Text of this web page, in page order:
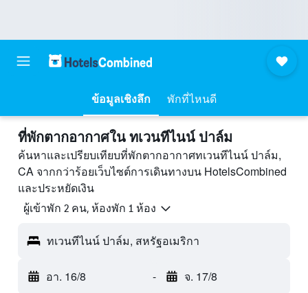
ข้อมูลเชิงลึก พักที่ไหนดี
ที่พักตากอากาศใน ทเวนทีไนน์ ปาล์ม
ค้นหาและเปรียบเทียบที่พักตากอากาศทเวนทีไนน์ ปาล์ม,
CA จากกว่าร้อยเว็บไซต์การเดินทางบน HotelsCombined
และประหยัดเงิน
ผู้เข้าพัก 2 คน, ห้องพัก 1 ห้อง
ทเวนทีไนน์ ปาล์ม, สหรัฐอเมริกา
อา. 16/8 - จ. 17/8